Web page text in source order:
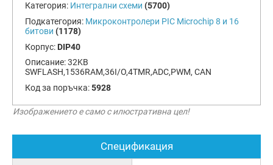
Категория: Интегрални схеми (5700)
Подкатегория: Микроконтролери PIC Microchip 8 и 16
битови (1178)
Корпус: DIP40
Описание:32KB
SWFLASH,1536RAM,36I/O,4TMR,ADC,PWM, CAN
Код за поръчка:5928
Изображението е само с илюстративна цел!
Спецификация